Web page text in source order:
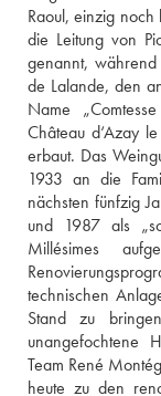
Raoul, einzig
die Leitung von
genannt, während
de Lalande, den
Name
Château d‘Azay
erbaut. Das
1933 an die
nächsten fünfzig
und 1987 als
Millésimes
technischen
Stand zu
unangefochtene
Team René
heute zu den